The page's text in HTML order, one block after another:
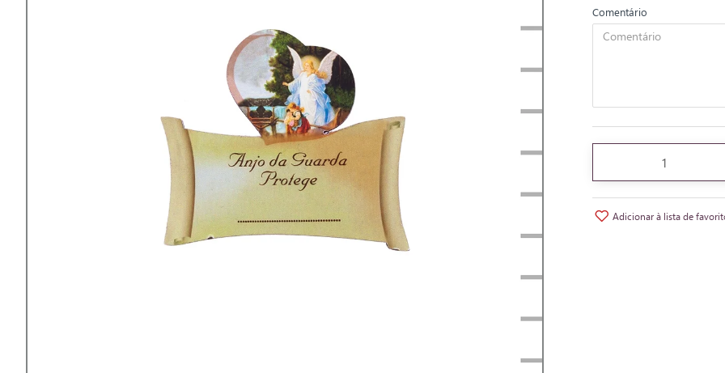
Comentário
Adicionar à lista de